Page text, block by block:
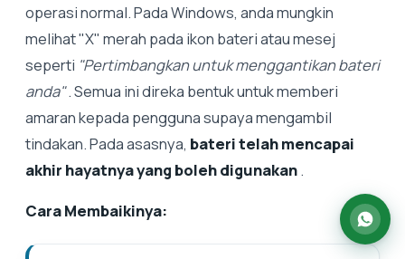
operasi normal. Pada Windows, anda mungkin
melihat "X" merah pada ikon bateri atau mesej
seperti "Pertimbangkan untuk menggantikan bateri
anda". Semua ini direka bentuk untuk memberi
amaran kepada pengguna supaya mengambil
tindakan. Pada asasnya, bateri telah mencapai
akhir hayatnya yang boleh digunakan .
Cara Membaikinya: